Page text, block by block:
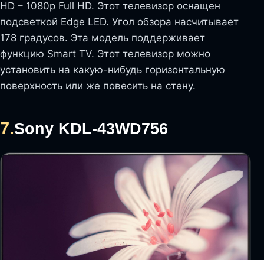
HD – 1080p Full HD. Этот телевизор оснащен
подсветкой Edge LED. Угол обзора насчитывает
178 градусов. Эта модель поддерживает
функцию Smart TV. Этот телевизор можно
установить на какую-нибудь горизонтальную
поверхность или же повесить на стену.
7.Sony KDL-43WD756